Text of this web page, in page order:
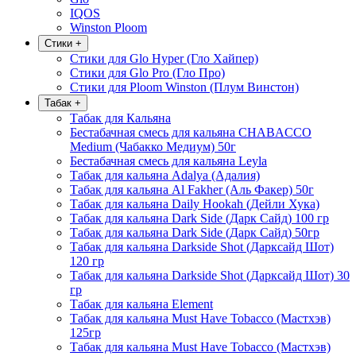
IQOS
Winston Ploom
Стики +
Стики для Glo Hyper (Гло Хайпер)
Стики для Glo Pro (Гло Про)
Стики для Ploom Winston (Плум Винстон)
Табак +
Табак для Кальяна
Бестабачная смесь для кальяна CHABACCO
Medium (Чабакко Медиум) 50г
Бестабачная смесь для кальяна Leyla
Табак для кальяна Adalya (Адалия)
Табак для кальяна Al Fakher (Аль Факер) 50г
Табак для кальяна Daily Hookah (Дейли Хука)
Табак для кальяна Dark Side (Дарк Сайд) 100 гр
Табак для кальяна Dark Side (Дарк Сайд) 50гр
Табак для кальяна Darkside Shot (Дарксайд Шот)
120 гр
Табак для кальяна Darkside Shot (Дарксайд Шот) 30
гр
Табак для кальяна Element
Табак для кальяна Must Have Tobacco (Мастхэв)
125гр
Табак для кальяна Must Have Tobacco (Мастхэв)